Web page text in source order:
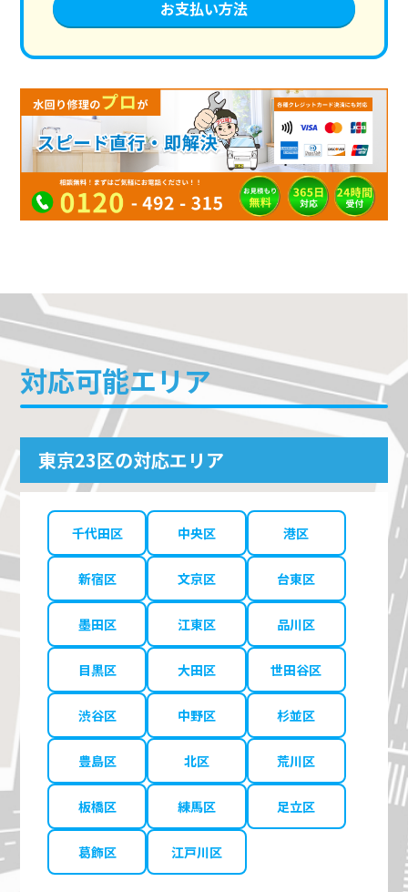
お支払い方法
対応可能エリア
東京23区の対応エリア
千代田区 中央区 港区
新宿区 文京区 台東区
墨田区 江東区 品川区
目黒区 大田区 世田谷区
渋谷区 中野区 杉並区
豊島区 北区 荒川区
板橋区 練馬区 足立区
葛飾区 江戸川区